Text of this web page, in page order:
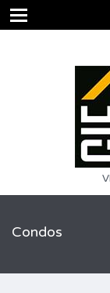
Condos